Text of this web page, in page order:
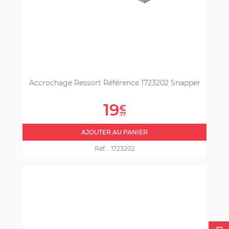
Accrochage Ressort Référence 1723202 Snapper
Prix
19€
77
AJOUTER AU PANIER
Réf. : 1723202